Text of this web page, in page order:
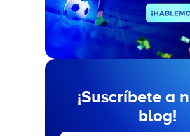
¡Suscríbete a
blog!